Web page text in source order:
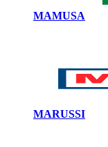
MAMUSA
MARUSSI